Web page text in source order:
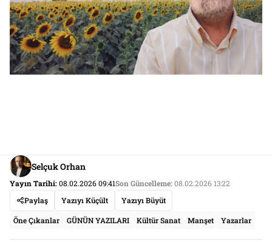
Selçuk Orhan
Yayın Tarihi:08.02.2026 09:41Son Güncelleme:08.02.2026 13:22
Paylaş
Yazıyı Küçült Yazıyı Büyüt
Öne Çıkanlar GÜNÜN YAZILARI Kültür Sanat Manşet Yazarlar